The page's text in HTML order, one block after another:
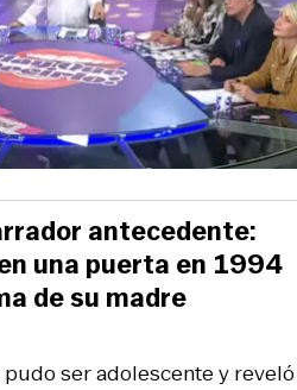
ser adolescente y reveló
antecedente:
una puerta en 1994
de su madre